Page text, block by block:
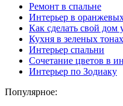
Ремонт в спальне
Интерьер в
Как сделать свой
Кухня в зеленых тонах
Интерьер спальни
Сочетание цветов в
Интерьер по Зодиаку
Популярное: